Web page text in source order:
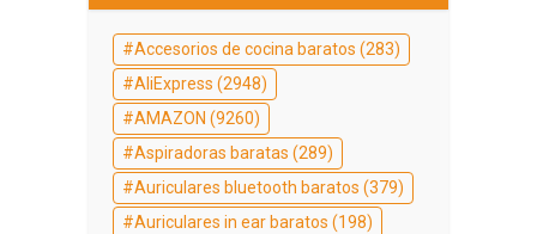
Accesorios de cocina baratos (283)
AliExpress (2948)
AMAZON (9260)
Aspiradoras baratas (289)
Auriculares bluetooth baratos (379)
Auriculares in ear baratos (198)